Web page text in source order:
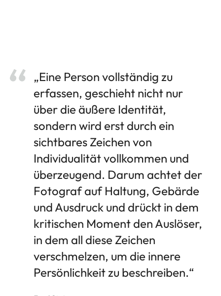
„Eine Person vollständig zu
erfassen, geschieht nicht nur
über die äußere Identität,
sondern wird erst durch ein
sichtbares Zeichen von
Individualität vollkommen und
überzeugend. Darum achtet der
Fotograf auf Haltung, Gebärde
und Ausdruck und drückt in dem
kritischen Moment den Auslöser,
in dem all diese Zeichen
verschmelzen, um die innere
Persönlichkeit zu beschreiben.“